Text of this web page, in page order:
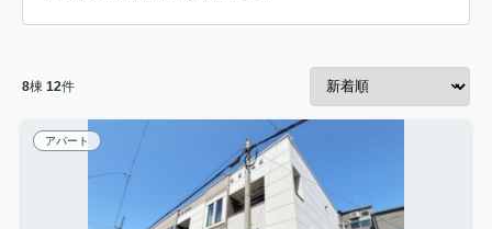
8棟 12件
アパート